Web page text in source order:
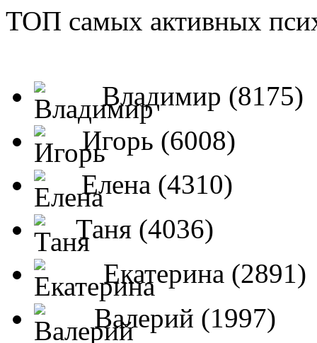
ТОП самых активных
Владимир (8175)
Игорь (6008)
Елена (4310)
Таня (4036)
Екатерина (2891)
Валерий (1997)